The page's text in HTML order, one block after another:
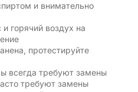
и внимательно
горячий воздух на
протестируйте
всегда требуют замены
требуют замены